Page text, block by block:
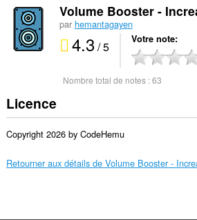
Volume Booster -
par hemantagayen
4.3 / 5 Votre note
Nombre total de notes :63
Licence
Copyright 2026 by CodeHemu
Retourner aux détails de Volume Booster -